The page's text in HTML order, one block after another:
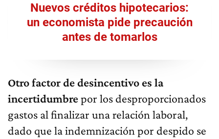
Nuevos créditos hipotecarios:
un economista pide precaución
antes de tomarlos
Otro factor de desincentivo es la
incertidumbrepor los desproporcionados
gastos al finalizar una relación laboral,
dado que la indemnización por despido se